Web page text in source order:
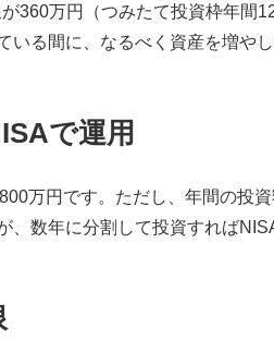
360万円（つみたて投資枠年間
いる間に、なるべく資産を増や
で運用
万円です。ただし、年間の投
、数年に分割して投資すれば